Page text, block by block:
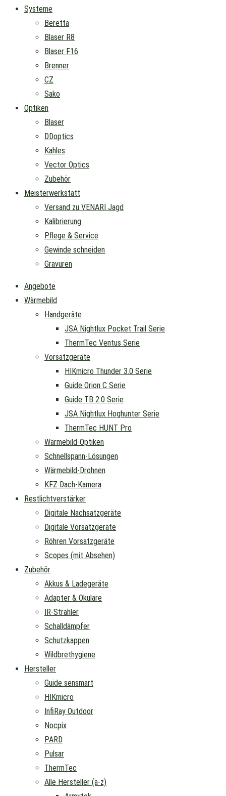
Systeme
Beretta
Blaser R8
Blaser F16
Brenner
CZ
Sako
Optiken
Blaser
DDoptics
Kahles
Vector Optics
Zubehör
Meisterwerkstatt
Versand zu VENARI Jagd
Kalibrierung
Pflege & Service
Gewinde schneiden
Gravuren
Angebote
Wärmebild
Handgeräte
JSA Nightlux Pocket Trail Serie
ThermTec Ventus Serie
Vorsatzgeräte
HIKmicro Thunder 3.0 Serie
Guide Orion C Serie
Guide TB 2.0 Serie
JSA Nightlux Hoghunter Serie
ThermTec HUNT Pro
Wärmebild-Optiken
Schnellspann-Lösungen
Wärmebild-Drohnen
KFZ Dach-Kamera
Restlichtverstärker
Digitale Nachsatzgeräte
Digitale Vorsatzgeräte
Röhren Vorsatzgeräte
Scopes (mit Absehen)
Zubehör
Akkus & Ladegeräte
Adapter & Okulare
IR-Strahler
Schalldämpfer
Schutzkappen
Wildbrethygiene
Hersteller
Guide sensmart
HIKmicro
InfiRay Outdoor
Nocpix
PARD
Pulsar
ThermTec
Alle Hersteller (a-z)